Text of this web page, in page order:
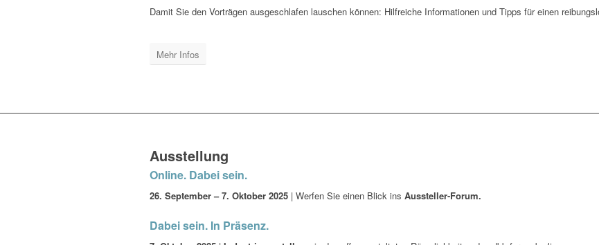
Damit Sie den Vorträgen ausgeschlafen lauschen können: Hilfreiche Informationen und Tipps für einen
Mehr Infos
Ausstellung
Online. Dabei sein.
26. September – 7. Oktober 2025 | Werfen Sie einen Blick ins Aussteller-Forum.
Dabei sein. In Präsenz.